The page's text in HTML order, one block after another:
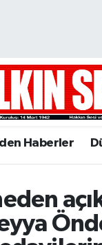
Haberler